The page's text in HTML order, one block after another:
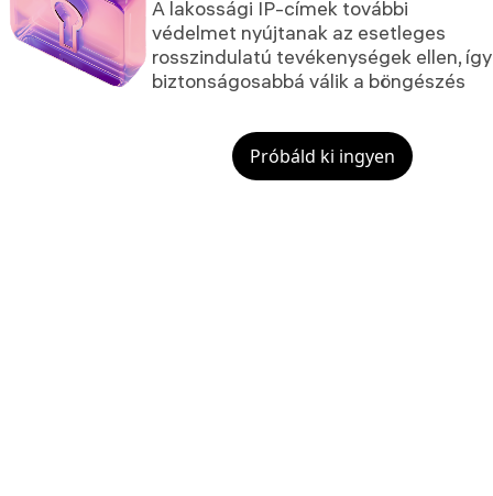
A lakossági IP-címek további
védelmet nyújtanak az esetleges
rosszindulatú tevékenységek ellen, így
biztonságosabbá válik a böngészés
Próbáld ki ingyen